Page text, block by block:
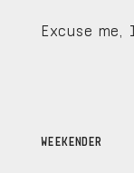
Excuse me,
WEEKENDER